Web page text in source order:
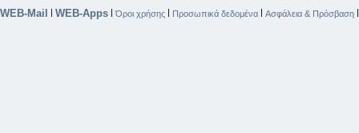
WEB-Mail | WEB-Apps |Όροι χρήσης | Προσωπικά δεδομένα | Ασφάλεια & Πρόσβαση